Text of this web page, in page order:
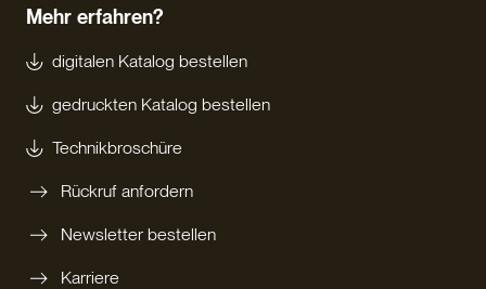
Mehr erfahren?
digitalen Katalog bestellen
gedruckten Katalog bestellen
Technikbroschüre
Rückruf anfordern
Newsletter bestellen
Karriere